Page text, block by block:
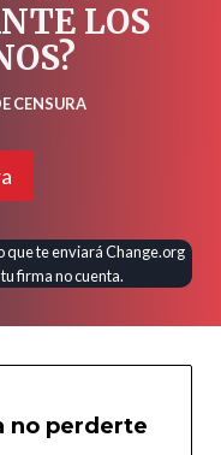
LOS
CENSURA
te enviará Change.org
firma no cuenta.
no perderte